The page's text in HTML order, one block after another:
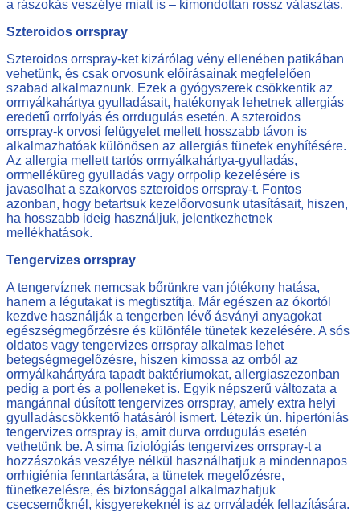
a rászokás veszélye miatt is – kimondottan rossz választás.
Szteroidos orrspray
Szteroidos orrspray-ket kizárólag vény ellenében patikában
vehetünk, és csak orvosunk előírásainak megfelelően
szabad alkalmaznunk. Ezek a gyógyszerek csökkentik az
orrnyálkahártya gyulladásait, hatékonyak lehetnek allergiás
eredetű orrfolyás és orrdugulás esetén. A szteroidos
orrspray-k orvosi felügyelet mellett hosszabb távon is
alkalmazhatóak különösen az allergiás tünetek enyhítésére.
Az allergia mellett tartós orrnyálkahártya-gyulladás,
orrmelléküreg gyulladás vagy orrpolip kezelésére is
javasolhat a szakorvos szteroidos orrspray-t. Fontos
azonban, hogy betartsuk kezelőorvosunk utasításait, hiszen,
ha hosszabb ideig használjuk, jelentkezhetnek
mellékhatások.
Tengervizes orrspray
A tengervíznek nemcsak bőrünkre van jótékony hatása,
hanem a légutakat is megtisztítja. Már egészen az ókortól
kezdve használják a tengerben lévő ásványi anyagokat
egészségmegőrzésre és különféle tünetek kezelésére. A sós
oldatos vagy tengervizes orrspray alkalmas lehet
betegségmegelőzésre, hiszen kimossa az orrból az
orrnyálkahártyára tapadt baktériumokat, allergiaszezonban
pedig a port és a polleneket is. Egyik népszerű változata a
mangánnal dúsított tengervizes orrspray, amely extra helyi
gyulladáscsökkentő hatásáról ismert. Létezik ún. hipertóniás
tengervizes orrspray is, amit durva orrdugulás esetén
vethetünk be. A sima fiziológiás tengervizes orrspray-t a
hozzászokás veszélye nélkül használhatjuk a mindennapos
orrhigiénia fenntartására, a tünetek megelőzésre,
tünetkezelésre, és biztonsággal alkalmazhatjuk
csecsemőknél, kisgyerekeknél is az orrváladék fellazítására.